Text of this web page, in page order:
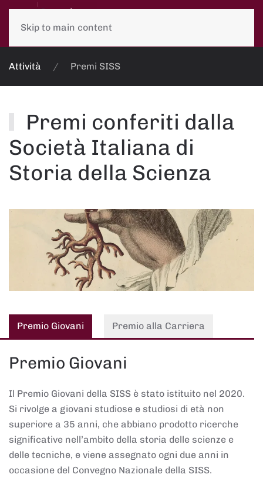
Skip to main content
Attività Premi SISS
Premi conferiti dalla
Società Italiana di
Storia della Scienza
Premio Giovani Premio alla Carriera
Premio Giovani
Il Premio Giovani della SISS è stato istituito nel 2020.
Si rivolge a giovani studiose e studiosi di età non
superiore a 35 anni, che abbiano prodotto ricerche
significative nell’ambito della storia delle scienze e
delle tecniche, e viene assegnato ogni due anni in
occasione del Convegno Nazionale della SISS.